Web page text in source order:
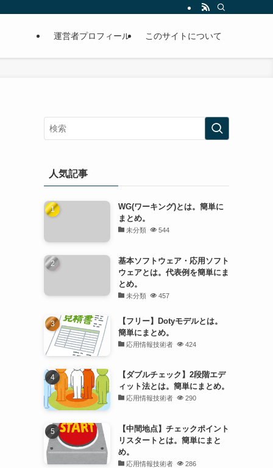
運営者プロフィール このサイトについて
人気記事
WG(ワーキング)とは。簡単に
まとめ。
未分類 544
基本ソフトウェア・応用ソフト
ウェアとは。代表例を簡単にま
とめ。
未分類 457
【フリー】Dotyモデルとは。
簡単にまとめ。
応用情報技術者 424
【ダブルチェック】2段階エデ
ィット法とは。簡単にまとめ。
応用情報技術者 290
【中間地点】チェックポイント
リスタートとは。簡単にまと
め。
応用情報技術者 286